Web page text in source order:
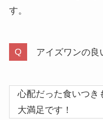
す。
アイズワンの良
心配だった食いつき
大満足です！